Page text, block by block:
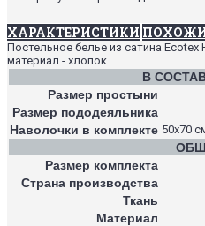
ХАРАКТЕРИСТИКИ
Постельное белье из сатина
материал - хлопок
В
Размер простыни
Размер пододеяльника
Наволочки в комплекте 50х70
Размер комплекта
Страна производства
Ткань
Материал